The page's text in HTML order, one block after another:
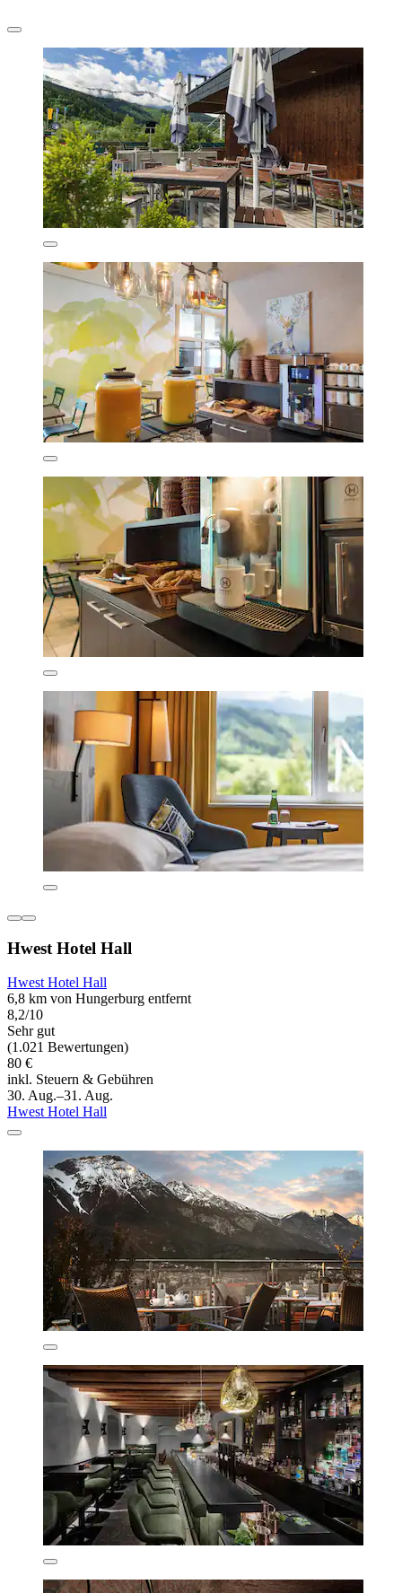
Hwest Hotel Hall
Hwest Hotel Hall
6,8 km von Hungerburg entfernt
8,2/10
Sehr gut
(1.021 Bewertungen)
80 €
inkl. Steuern & Gebühren
30. Aug.–31. Aug.
Hwest Hotel Hall